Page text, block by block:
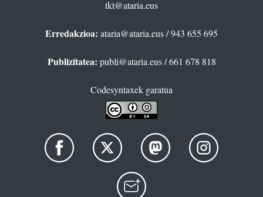
tkt@ataria.eus
Erredakzioa: ataria@ataria.eus/ 943 655 695
Publizitatea: publi@ataria.eus/ 661 678 818
Codesyntaxek garatua